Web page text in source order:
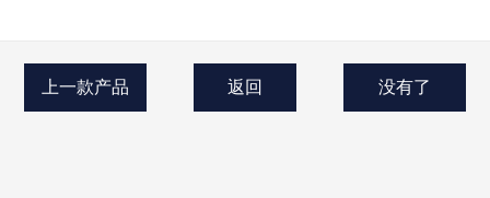
上一款产品 返回 没有了